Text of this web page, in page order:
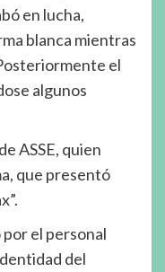
en lucha,
blanca mientras
el
algunos
ASSE, quien
que presentó
el personal
del